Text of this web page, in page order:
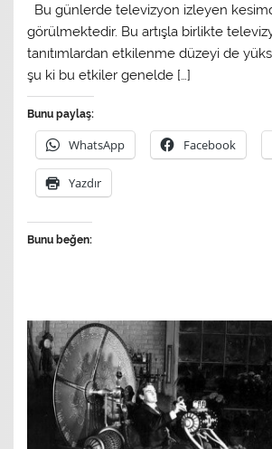
Bu günlerde televizyon izleyen
görülmektedir. Bu artışla birlikte
tanıtımlardan etkilenme düzeyi de
şu ki bu etkiler genelde […]
Bunu paylaş:
WhatsApp Facebook
Yazdır
Bunu beğen: